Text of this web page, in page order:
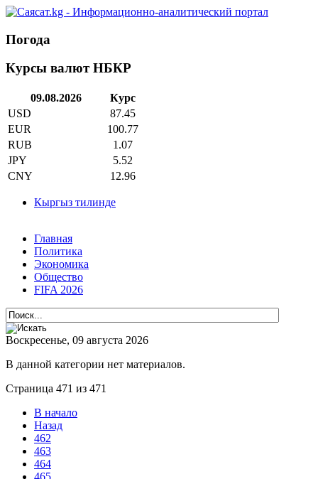
Погода
Курсы валют НБКР
09.08.2026
Курс
USD
87.45
EUR
100.77
RUB
1.07
JPY
5.52
CNY
12.96
Кыргыз тилинде
Главная
Политика
Экономика
Общество
FIFA 2026
Воскресенье, 09 августа 2026
В данной категории нет материалов.
Страница 471 из 471
В начало
Назад
462
463
464